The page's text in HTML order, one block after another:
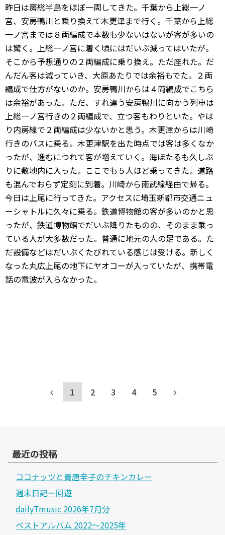
昨日は房総半島をほぼ一周してきた。千葉から上総一ノ
宮、安房鴨川と乗り換えて木更津まで行く。千葉から上総
一ノ宮までは８両編成で本数も少ないはないが客が多いの
は驚く。上総一ノ宮に着く頃にはだいぶ減ってはいたが。
そこから予想通りの２両編成に乗り換え。ただ座れた。だ
んだん客は減っていき、大原あたりでは余裕もでた。２両
編成で仕方がないのか。安房鴨川からは４両編成でこちら
は余裕があった。ただ、すれ違う安房鴨川に向かう列車は
上総一ノ宮行きの２両編成で、立つ客もわりといた。やは
り内房線で２両編成は少ないかと思う。木更津からは川崎
行きのバスに乗る。木更津駅を出た時点では客は多くなか
ったが、進むにつれて客が増えていく。海ほたるも久しぶ
りに敷地内に入った。ここでも５人ほど乗ってきた。道路
も混んでおらず定刻に到着。川崎から南武線経由で帰る。
今日は上尾に行ってきた。アクセスに埼玉新都市交通ニュ
ーシャトルに久々に乗る。鉄道博物館の客が多いのかと思
ったが、鉄道博物館でだいぶ降りたものの、そのまま乗っ
ている人が大多数だった。普通に地元の人の足である。た
だ設備などはだいぶくたびれている感じは受ける。新しく
なった丸広上尾の地下にヤオコーが入っていたが、携帯電
話の電波が入らなかった。
1 2 3 4 5
最近の投稿
ココナッツと青唐辛子のチキンカレー
週末日記ー回遊
dailyTmusic 2026年7月分
ベストアルバム 2022～2025年